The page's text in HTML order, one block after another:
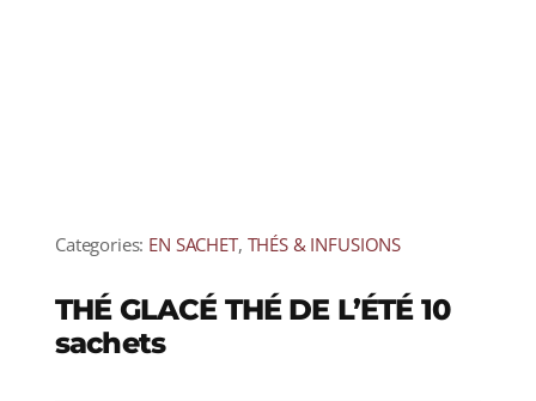
Categories: EN SACHET, THÉS & INFUSIONS
THÉ GLACÉ THÉ DE L’ÉTÉ 10
sachets